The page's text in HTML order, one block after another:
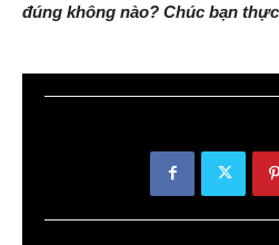
đúng không nào? Chúc bạn